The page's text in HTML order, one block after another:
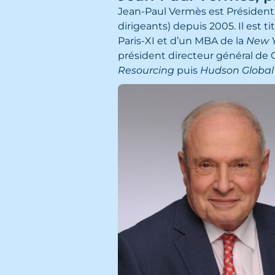
Jean-Paul Vermès est
dirigeants) depuis 2005. Il est
Paris-XI et d’un MBA de la New
président directeur général de
Resourcing puis Hudson